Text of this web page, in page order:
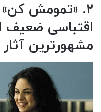
۲. «تمومش کن» (
اقتباسی ضعیف
مشهورترین